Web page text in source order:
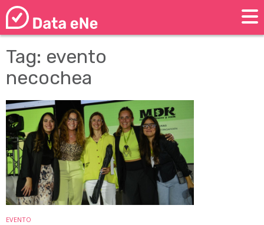
Tag: evento
necochea
EVENTO